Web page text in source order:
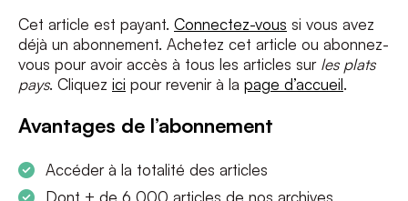
Cet article est payant. Connectez-vous si vous avez
déjà un abonnement. Achetez cet article ou abonnez-
vous pour avoir accès à tous les articles sur les plats
pays. Cliquez ici pour revenir à la page d’accueil.
Avantages de l’abonnement
Accéder à la totalité des articles
Dont + de 6 000 articles de nos archives
S'INSCRIRE